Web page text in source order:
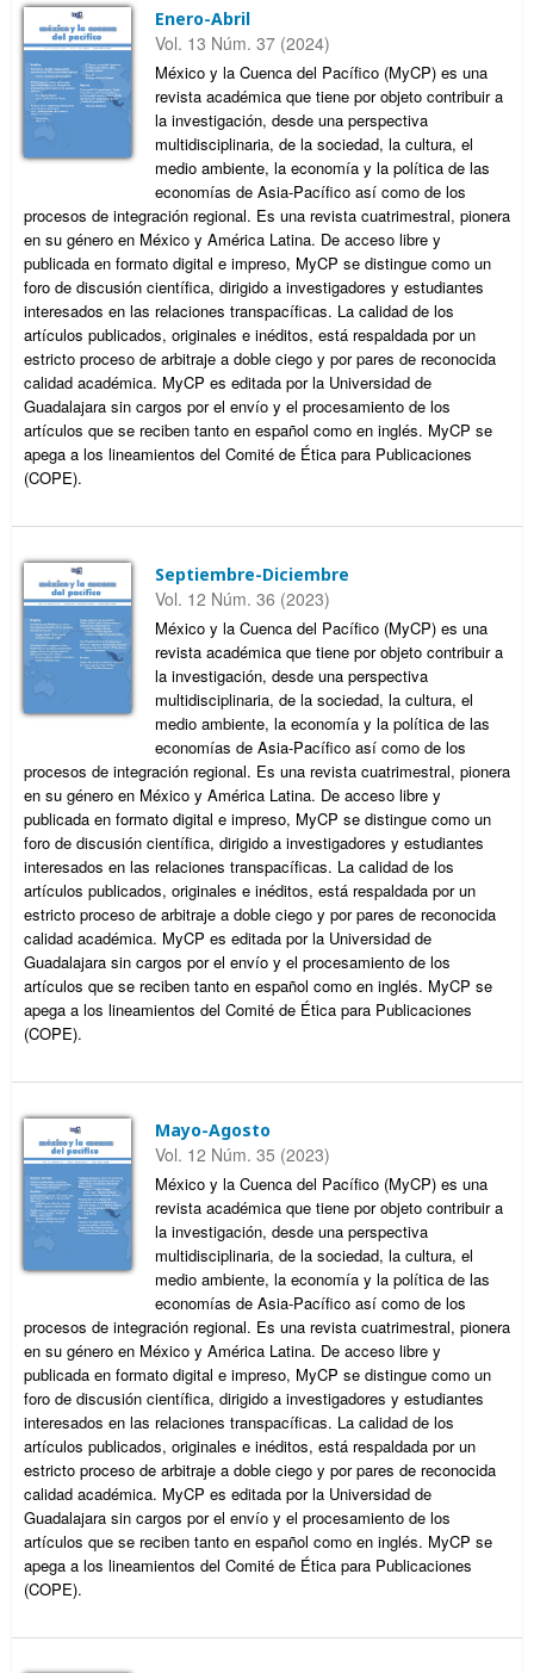
Enero-Abril
Vol. 13 Núm. 37 (2024)
México y la Cuenca del Pacífico (MyCP) es una
revista académica que tiene por objeto contribuir a
la investigación, desde una perspectiva
multidisciplinaria, de la sociedad, la cultura, el
medio ambiente, la economía y la política de las
economías de Asia-Pacífico así como de los
procesos de integración regional. Es una revista cuatrimestral, pionera
en su género en México y América Latina. De acceso libre y
publicada en formato digital e impreso, MyCP se distingue como un
foro de discusión científica, dirigido a investigadores y estudiantes
interesados en las relaciones transpacíficas. La calidad de los
artículos publicados, originales e inéditos, está respaldada por un
estricto proceso de arbitraje a doble ciego y por pares de reconocida
calidad académica. MyCP es editada por la Universidad de
Guadalajara sin cargos por el envío y el procesamiento de los
artículos que se reciben tanto en español como en inglés. MyCP se
apega a los lineamientos del Comité de Ética para Publicaciones
(COPE).
Septiembre-Diciembre
Vol. 12 Núm. 36 (2023)
México y la Cuenca del Pacífico (MyCP) es una
revista académica que tiene por objeto contribuir a
la investigación, desde una perspectiva
multidisciplinaria, de la sociedad, la cultura, el
medio ambiente, la economía y la política de las
economías de Asia-Pacífico así como de los
procesos de integración regional. Es una revista cuatrimestral, pionera
en su género en México y América Latina. De acceso libre y
publicada en formato digital e impreso, MyCP se distingue como un
foro de discusión científica, dirigido a investigadores y estudiantes
interesados en las relaciones transpacíficas. La calidad de los
artículos publicados, originales e inéditos, está respaldada por un
estricto proceso de arbitraje a doble ciego y por pares de reconocida
calidad académica. MyCP es editada por la Universidad de
Guadalajara sin cargos por el envío y el procesamiento de los
artículos que se reciben tanto en español como en inglés. MyCP se
apega a los lineamientos del Comité de Ética para Publicaciones
(COPE).
Mayo-Agosto
Vol. 12 Núm. 35 (2023)
México y la Cuenca del Pacífico (MyCP) es una
revista académica que tiene por objeto contribuir a
la investigación, desde una perspectiva
multidisciplinaria, de la sociedad, la cultura, el
medio ambiente, la economía y la política de las
economías de Asia-Pacífico así como de los
procesos de integración regional. Es una revista cuatrimestral, pionera
en su género en México y América Latina. De acceso libre y
publicada en formato digital e impreso, MyCP se distingue como un
foro de discusión científica, dirigido a investigadores y estudiantes
interesados en las relaciones transpacíficas. La calidad de los
artículos publicados, originales e inéditos, está respaldada por un
estricto proceso de arbitraje a doble ciego y por pares de reconocida
calidad académica. MyCP es editada por la Universidad de
Guadalajara sin cargos por el envío y el procesamiento de los
artículos que se reciben tanto en español como en inglés. MyCP se
apega a los lineamientos del Comité de Ética para Publicaciones
(COPE).